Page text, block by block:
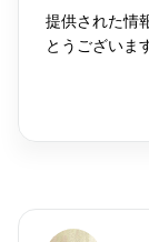
提供された情
とうございま